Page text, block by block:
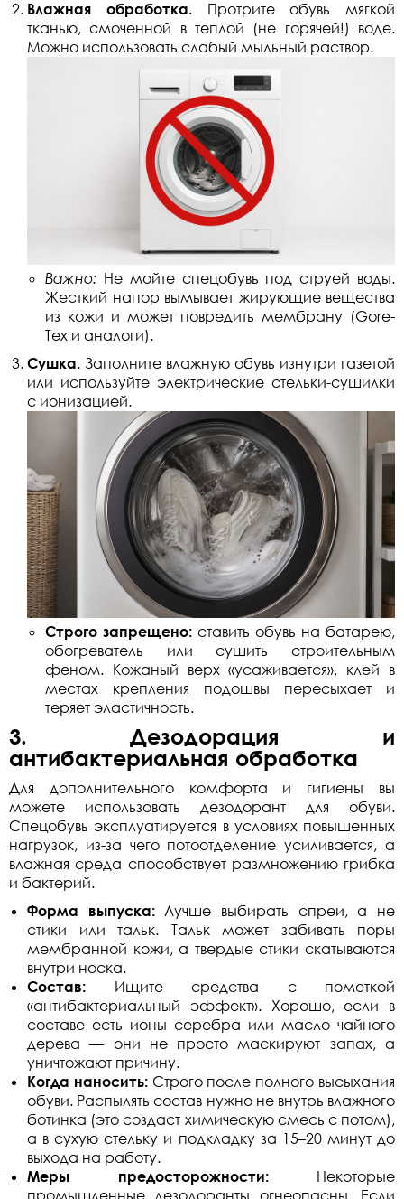
Влажная обработка.Протрите обувь мягкой
тканью, смоченной в теплой (не горячей!) воде.
Можно использовать слабый мыльный раствор.
Важно: Не мойте спецобувь под струей воды.
Жесткий напор вымывает жирующие вещества
из кожи и может повредить мембрану (Gore-
Tex и аналоги).
Сушка. Заполните влажную обувь изнутри газетой
или используйте электрические стельки-сушилки
с ионизацией.
Строго запрещено: ставить обувь на батарею,
обогреватель или сушить строительным
феном. Кожаный верх «усаживается», клей в
местах крепления подошвы пересыхает и
теряет эластичность.
3. Дезодорация и
антибактериальная обработка
Для дополнительного комфорта и гигиены вы
можете использовать дезодорант для обуви.
Спецобувь эксплуатируется в условиях повышенных
нагрузок, из-за чего потоотделение усиливается, а
влажная среда способствует размножению грибка
и бактерий.
Форма выпуска:Лучше выбирать спреи, а не
стики или тальк. Тальк может забивать поры
мембранной кожи, а твердые стики скатываются
внутри носка.
Состав: Ищите средства с пометкой
«антибактериальный эффект». Хорошо, если в
составе есть ионы серебра или масло чайного
дерева — они не просто маскируют запах, а
уничтожают причину.
Когда наносить:Строго после полного высыхания
обуви. Распылять состав нужно не внутрь влажного
ботинка (это создаст химическую смесь с потом),
а в сухую стельку и подкладку за 15–20 минут до
выхода на работу.
Меры предосторожности:Некоторые